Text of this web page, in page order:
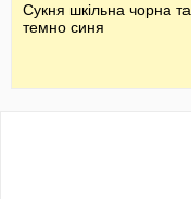
Сукня шкільна чорна та
темно синя